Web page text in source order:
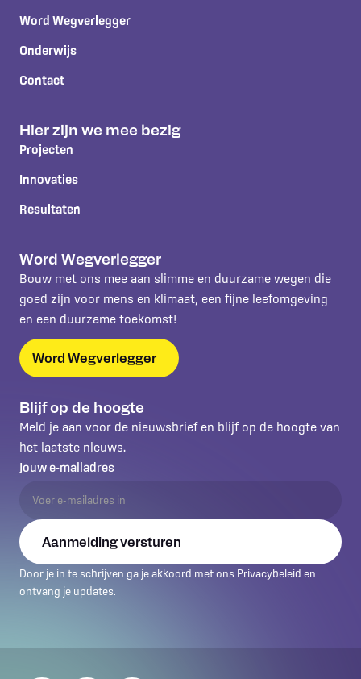
Word Wegverlegger
Onderwijs
Contact
Hier zijn we mee bezig
Projecten
Innovaties
Resultaten
Word Wegverlegger
Bouw met ons mee aan slimme en duurzame wegen die
goed zijn voor mens en klimaat, een fijne leefomgeving
en een duurzame toekomst!
Word Wegverlegger
Blijf op de hoogte
Meld je aan voor de nieuwsbrief en blijf op de hoogte van
het laatste nieuws.
Jouw e-mailadres
Door je in te schrijven ga je akkoord met ons Privacybeleid en
ontvang je updates.